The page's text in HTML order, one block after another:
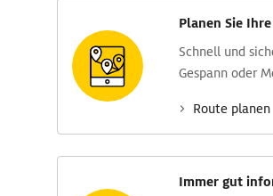
Planen Sie
Schnell und
Gespann oder
Route planen
Immer gut